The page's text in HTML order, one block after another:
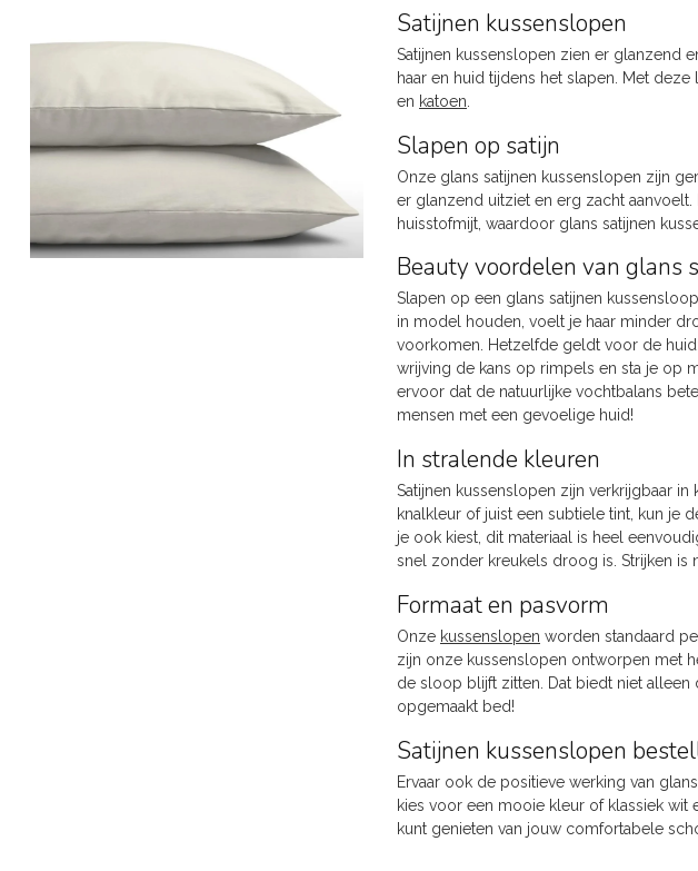
Satijnen kussenslopen
Satijnen kussenslopen zien er glanzend
haar en huid tijdens het slapen. Met
en katoen
Slapen op satijn
Onze glans satijnen kussenslopen zijn
er glanzend uitziet en erg zacht
huisstofmijt, waardoor glans satijnen
Beauty voordelen van glans
Slapen op een glans satijnen
in model houden, voelt je haar minder
voorkomen. Hetzelfde geldt voor de
wrijving de kans op rimpels en sta je op
ervoor dat de natuurlijke vochtbalans
mensen met een gevoelige huid!
In stralende kleuren
Satijnen kussenslopen zijn verkrijgbaar
knalkleur of juist een subtiele tint, kun je
je ook kiest, dit materiaal is heel
snel zonder kreukels droog is. Strijken is
Formaat en pasvorm
Onze kussenslopen worden standaard
zijn onze kussenslopen ontworpen met
de sloop blijft zitten. Dat biedt niet
opgemaakt bed!
Satijnen kussenslopen
Ervaar ook de positieve werking van
kies voor een mooie kleur of klassiek
kunt genieten van jouw comfortabele